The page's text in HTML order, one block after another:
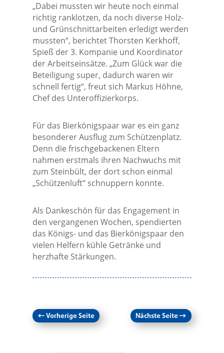
„Dabei mussten wir heute noch einmal
richtig ranklotzen, da noch diverse Holz-
und Grünschnittarbeiten erledigt werden
mussten“, berichtet Thorsten Kerkhoff,
Spieß der 3. Kompanie und Koordinator
der Arbeitseinsätze. „Zum Glück war die
Beteiligung super, dadurch waren wir
schnell fertig“, freut sich Markus Höhne,
Chef des Unteroffizierkorps.
Für das Bierkönigspaar war es ein ganz
besonderer Ausflug zum Schützenplatz.
Denn die frischgebackenen Eltern
nahmen erstmals ihren Nachwuchs mit
zum Steinbült, der dort schon einmal
„Schützenluft“ schnuppern konnte.
Als Dankeschön für das Engagement in
den vergangenen Wochen, spendierten
das Königs- und das Bierkönigspaar den
vielen Helfern kühle Getränke und
herzhafte Stärkungen.
←Vorherige Seite Nächste Seite→